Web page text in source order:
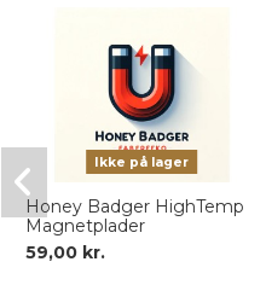
Ikke på lager
Honey Badger HighTemp
Magnetplader
59,00 kr.